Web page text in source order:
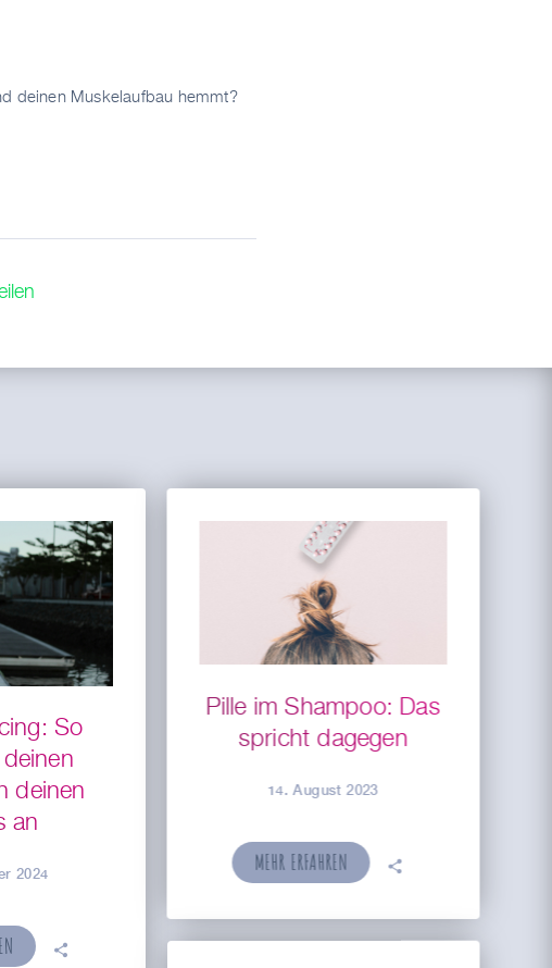
deinen Muskelaufbau hemmt?
So
deinen
an
2024
🗣
Pille im Shampoo: Das
spricht dagegen
14. August 2023
MEHR ERFAHREN 🗣